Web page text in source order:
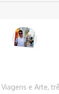
e Arte,